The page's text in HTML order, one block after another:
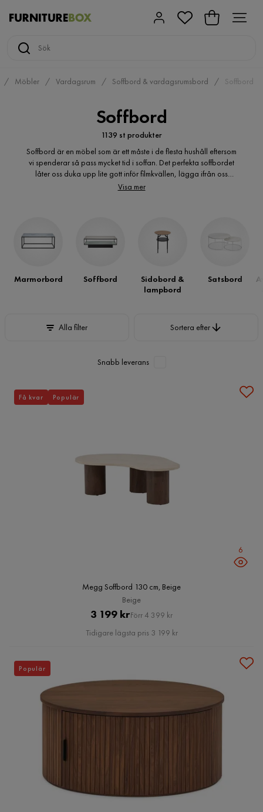
Möbler Vardagsrum Soffbord & vardagsrumsbord Soffbord
Soffbord
1139 st produkter
Soffbord är en möbel som är ett måste i de flesta hushåll eftersom
vi spenderar så pass mycket tid i soffan. Det perfekta soffbordet
låter oss duka upp lite gott inför filmkvällen, lägga ifrån oss
tidningen eller boken efter läsningen och har dessutom gott om
Visa mer
Marmorbord Soffbord
Sidobord &
lampbord
Satsbord
Alla filter Sortera efter
Snabb leverans
6
Megg Soffbord 130 cm, Beige
Beige
Pris
3 199 krOriginal
Pris
Förr 4 399 kr
Tidigare lägsta pris 3 199 kr
Få kvar Populär
Populär